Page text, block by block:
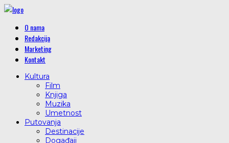
O nama
Redakcija
Marketing
Kontakt
Kultura
Film
Knjiga
Muzika
Umetnost
Putovanja
Destinacije
Događaji